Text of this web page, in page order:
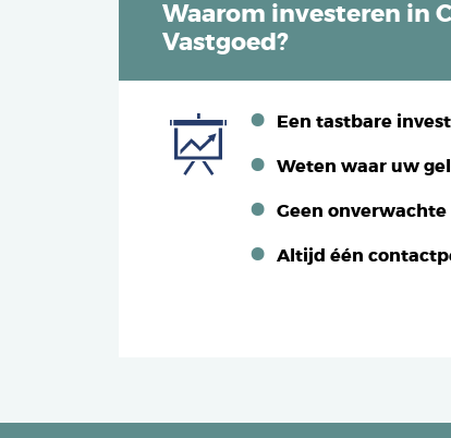
Waarom investeren in
Vastgoed?
Een tastbare
Weten waar uw
Geen onverwachte
Altijd één